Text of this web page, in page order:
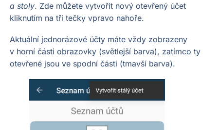
a stoly. Zde můžete vytvořit nový otevřený účet
kliknutím na tři tečky vpravo nahoře.
Aktuální jednorázové účty máte vždy zobrazeny
v horní části obrazovky (světlejší barva), zatímco ty
otevřené jsou ve spodní části (tmavší barva).